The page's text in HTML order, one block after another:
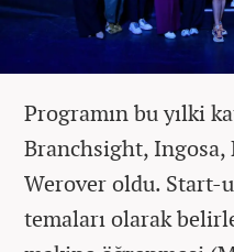
Programın bu yılki
Branchsight, Ingosa,
Werover oldu. Start-
temaları olarak